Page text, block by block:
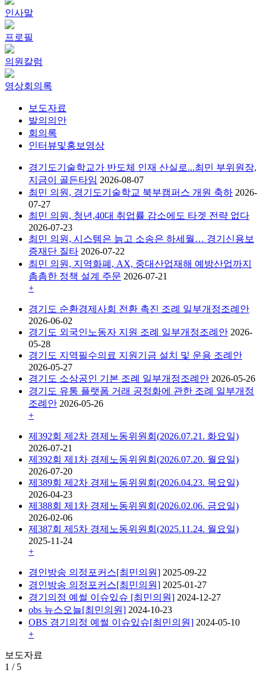
인사말
프로필
의원칼럼
영상회의록
보도자료
발의의안
회의록
인터뷰및홍보영상
경기도기술학교가 반도체 인재 산실로...최민 부위원장,
지금이 골든타임 2026-08-07
최민 의원, 경기도기술학교 북부캠퍼스 개원 축하 2026-
07-27
최민 의원, 청년,40대 취업률 감소에도 타겟 전략 없다
2026-07-23
최민 의원, 시스템은 늙고 소송은 하세월… 경기신용보
증재단 질타 2026-07-22
최민 의원, 지역화폐, AX, 중대산업재해 예방산업까지
촘촘한 정책 설계 주문 2026-07-21
+
경기도 순환경제사회 전환 촉진 조례 일부개정조례안
2026-06-02
경기도 외국인노동자 지원 조례 일부개정조례안 2026-
05-28
경기도 지역필수의료 지원기금 설치 및 운용 조례안
2026-05-27
경기도 소상공인 기본 조례 일부개정조례안 2026-05-26
경기도 유통 플랫폼 거래 공정화에 관한 조례 일부개정
조례안 2026-05-26
+
제392회 제2차 경제노동위원회(2026.07.21. 화요일)
2026-07-21
제392회 제1차 경제노동위원회(2026.07.20. 월요일)
2026-07-20
제389회 제2차 경제노동위원회(2026.04.23. 목요일)
2026-04-23
제388회 제1차 경제노동위원회(2026.02.06. 금요일)
2026-02-06
제387회 제5차 경제노동위원회(2025.11.24. 월요일)
2025-11-24
+
경인방송 의정포커스[최민의원] 2025-09-22
경인방송 의정포커스[최민의원] 2025-01-27
경기의정 예썰 이슈있슈 [최민의원] 2024-12-27
obs 뉴스오늘[최민의원] 2024-10-23
OBS 경기의정 예썰 이슈있슈[최민의원] 2024-05-10
+
보도자료
1 / 5